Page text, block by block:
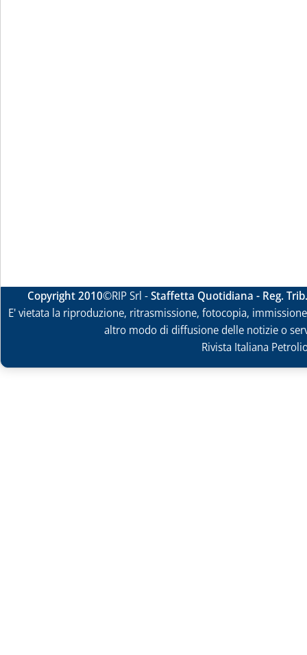
Copyright 2010©RIP Srl -Staffetta Quotidiana - Reg.
E' vietata la riproduzione, ritrasmissione, fotocopia,
altro modo di diffusione delle notizie o
Rivista Italiana